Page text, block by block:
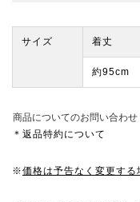
サイズ 着丈
約95cm
商品についてのお問い合わせ
＊返品特約について
※価格は予告なく変更する